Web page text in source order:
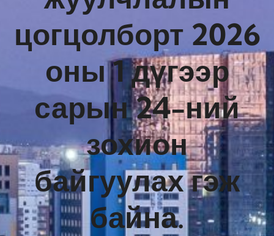
цогцолборт 2026
оны 1 дүгээр
сарын 24-ний
зохион
байгуулах гэж
байна.